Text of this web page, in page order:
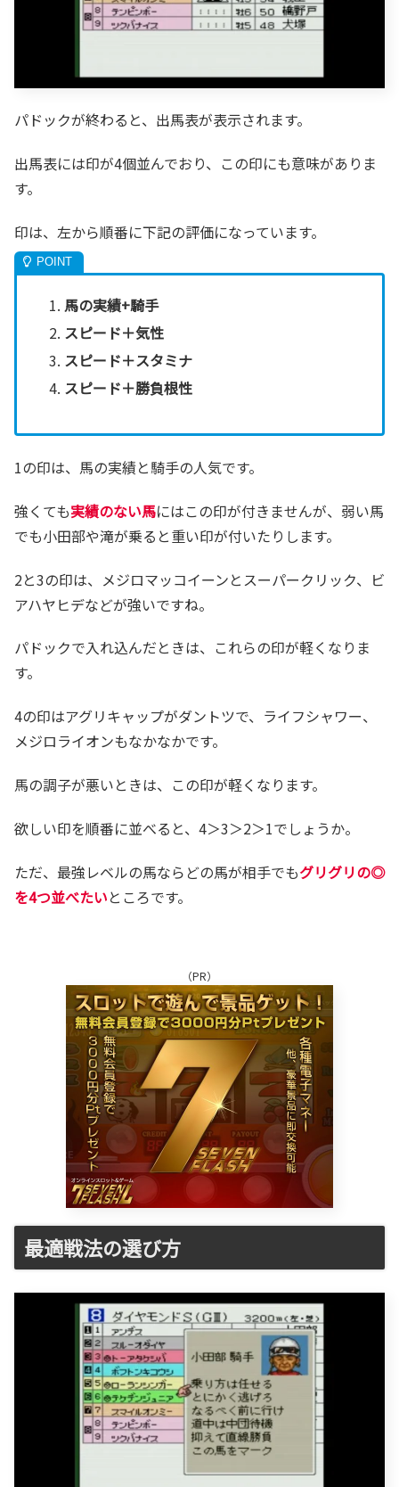
パドックが終わると、出馬表が表示されます。
出馬表には印が4個並んでおり、この印にも意味がありま
す。
印は、左から順番に下記の評価になっています。
馬の実績+騎手
スピード＋気性
スピード＋スタミナ
スピード＋勝負根性
1の印は、馬の実績と騎手の人気です。
強くても実績のない馬にはこの印が付きませんが、弱い馬
でも小田部や滝が乗ると重い印が付いたりします。
2と3の印は、メジロマッコイーンとスーパークリック、ビ
アハヤヒデなどが強いですね。
パドックで入れ込んだときは、これらの印が軽くなりま
す。
4の印はアグリキャップがダントツで、ライフシャワー、
メジロライオンもなかなかです。
馬の調子が悪いときは、この印が軽くなります。
欲しい印を順番に並べると、4＞3＞2＞1でしょうか。
ただ、最強レベルの馬ならどの馬が相手でもグリグリの◎
を4つ並べたいところです。
（PR）
最適戦法の選び方